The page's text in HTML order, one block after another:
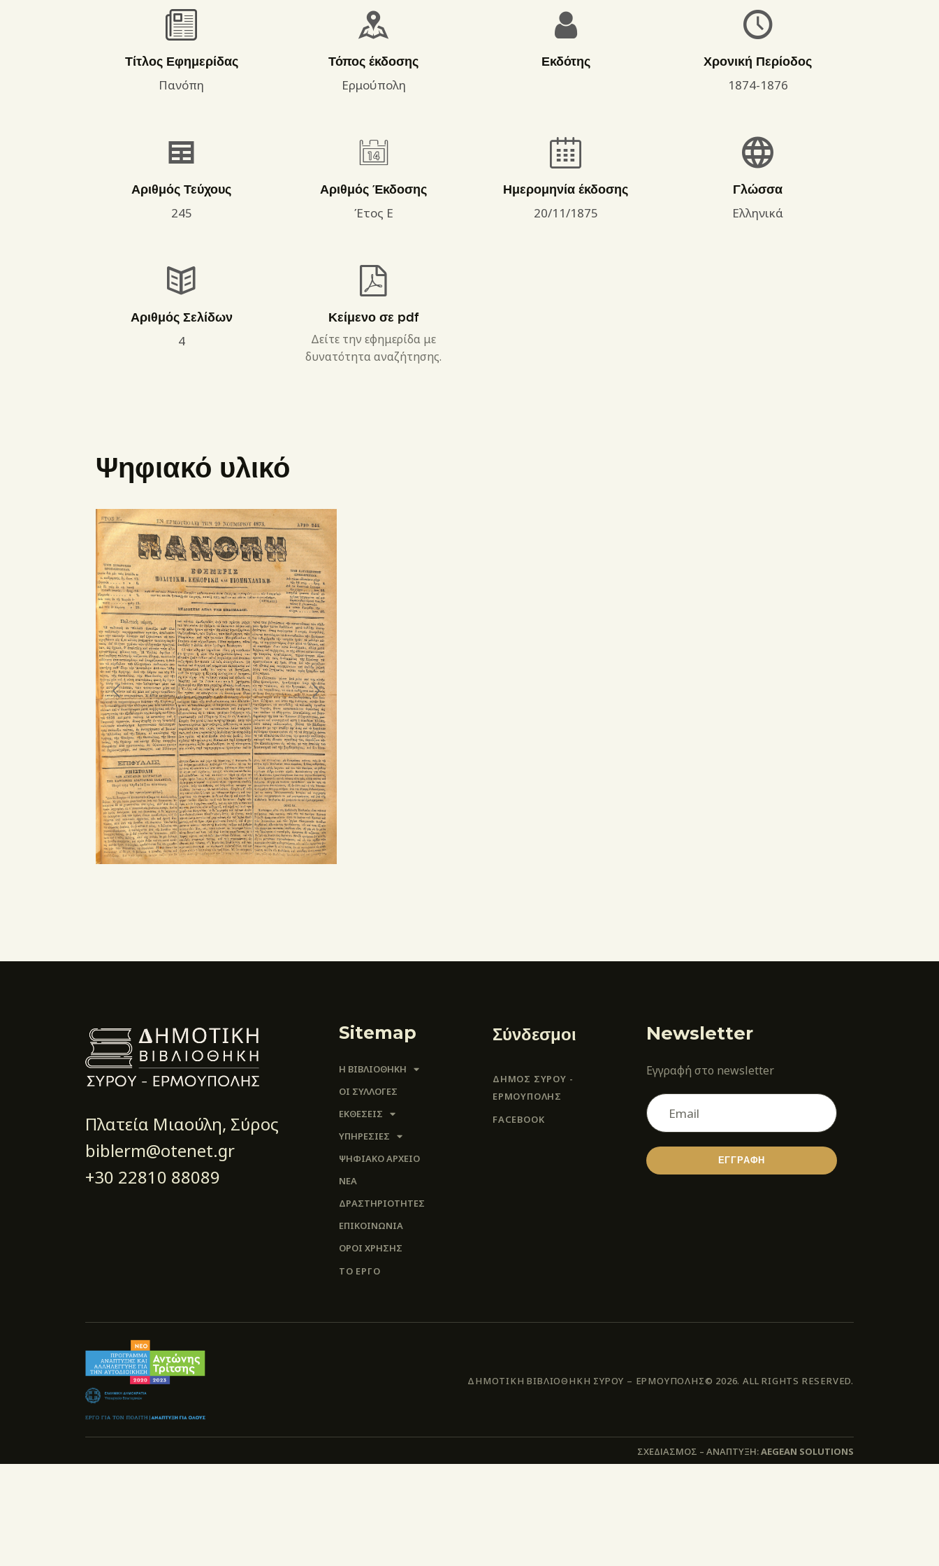
Τίτλος Εφημερίδας
Πανόπη
Τόπος έκδοσης
Ερμούπολη
Εκδότης
Χρονική Περίοδος
1874-1876
Αριθμός Τεύχους
245
Αριθμός Έκδοσης
Έτος Ε
Ημερομηνία έκδοσης
20/11/1875
Γλώσσα
Ελληνικά
Αριθμός Σελίδων
4
Κείμενο σε pdf
Δείτε την εφημερίδα με
δυνατότητα αναζήτησης.
Ψηφιακό υλικό
Πλατεία Μιαούλη, Σύρος
biblerm@otenet.gr
+30 22810 88089
Sitemap
Η ΒΙΒΛΙΟΘΗΚΗ
ΟΙ ΣΥΛΛΟΓΈΣ
ΕΚΘΕΣΕΙΣ
ΥΠΗΡΕΣΙΕΣ
ΨΗΦΙΑΚΌ ΑΡΧΕΊΟ
ΝΕΑ
ΔΡΑΣΤΗΡΙΟΤΗΤΕΣ
ΕΠΙΚΟΙΝΩΝΊΑ
ΌΡΟΙ ΧΡΉΣΗΣ
ΤΟ ΕΡΓΟ
Σύνδεσμοι
ΔΗΜΟΣ ΣΥΡΟΥ -
ΕΡΜΟΎΠΟΛΗΣ
FACEBOOK
Newsletter
Εγγραφή στο newsletter
ΕΓΓΡΑΦΗ
ΔΗΜΟΤΙΚΗ ΒΙΒΛΙΟΘΗΚΗ ΣΥΡΟΥ – ΕΡΜΟΥΠΟΛΗΣ© 2026. ALL RIGHTS RESERVED.
ΣΧΕΔΙΑΣΜΟΣ – ΑΝΑΠΤΥΞΗ:AEGEAN SOLUTIONS